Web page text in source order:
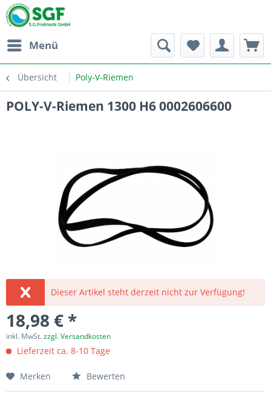
Menü
Übersicht Poly-V-Riemen
POLY-V-Riemen 1300 H6 0002606600
Dieser Artikel steht derzeit nicht zur Verfügung!
18,98 € *
inkl. MwSt.zzgl. Versandkosten
Lieferzeit ca. 8-10 Tage
Merken Bewerten